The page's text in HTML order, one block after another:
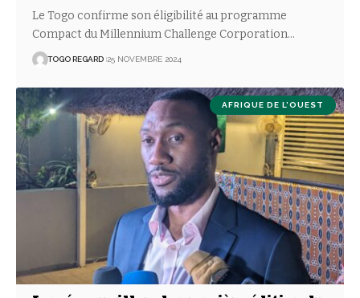
Le Togo confirme son éligibilité au programme
Compact du Millennium Challenge Corporation…
TOGO REGARD 25 NOVEMBRE 2024
AFRIQUE DE L’OUEST